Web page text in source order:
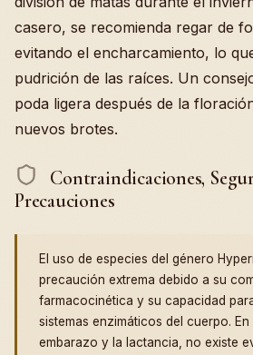
casero, se recomienda regar de
evitando el encharcamiento, lo
pudrición de las raíces. Un
poda ligera después de la
nuevos brotes.
Contraindicaciones,
Precauciones
El uso de especies del género
precaución extrema debido a su
farmacocinética y su capacidad
sistemas enzimáticos del cuerpo. En
embarazo y la lactancia, no existe